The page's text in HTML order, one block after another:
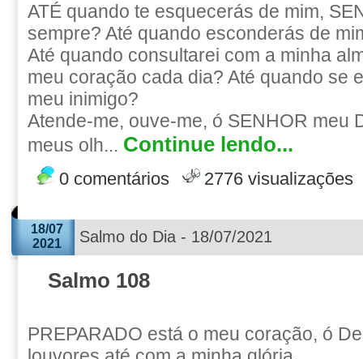
ATÉ quando te esquecerás de mim,
sempre? Até quando esconderás de
Até quando consultarei com a minha
meu coração cada dia? Até quando se
meu inimigo?
Atende-me, ouve-me, ó SENHOR meu
meus olh... Continue lendo...
0 comentários 2776 visualizações
18/07
2021
Salmo do Dia - 18/07/2021
Salmo 108
PREPARADO está o meu coração, ó